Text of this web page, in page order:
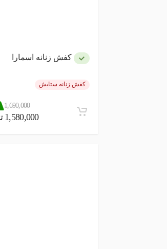
کفش زنانه اسمارا
کفش زنانه ستایش
1,690,000
1,580,000 تومان